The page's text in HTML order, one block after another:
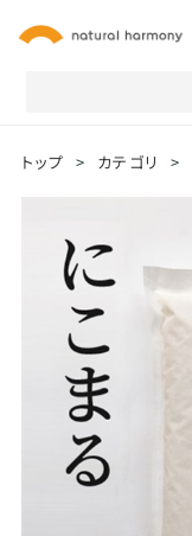
トップ > カテゴリ >